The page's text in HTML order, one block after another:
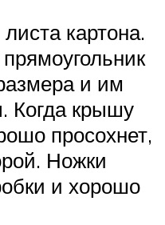
картона.
и им
Когда крышу
просохнет,
Ножки
и хорошо